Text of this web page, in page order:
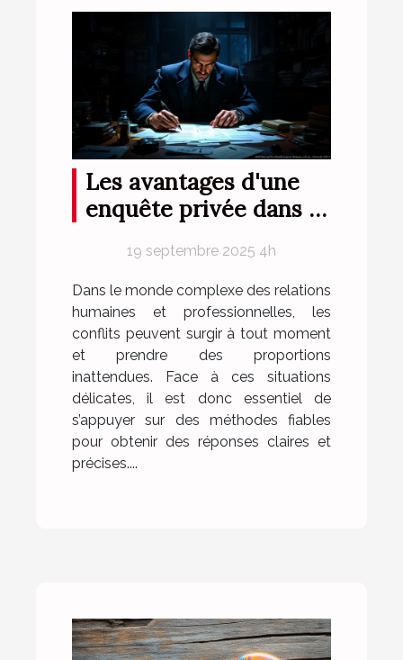
Les avantages d'une
enquête privée dans la
19 septembre 2025 4h
Dans le monde complexe des relations
humaines et professionnelles, les
conflits peuvent surgir à tout moment
et prendre des proportions
inattendues. Face à ces situations
délicates, il est donc essentiel de
s’appuyer sur des méthodes fiables
pour obtenir des réponses claires et
précises....